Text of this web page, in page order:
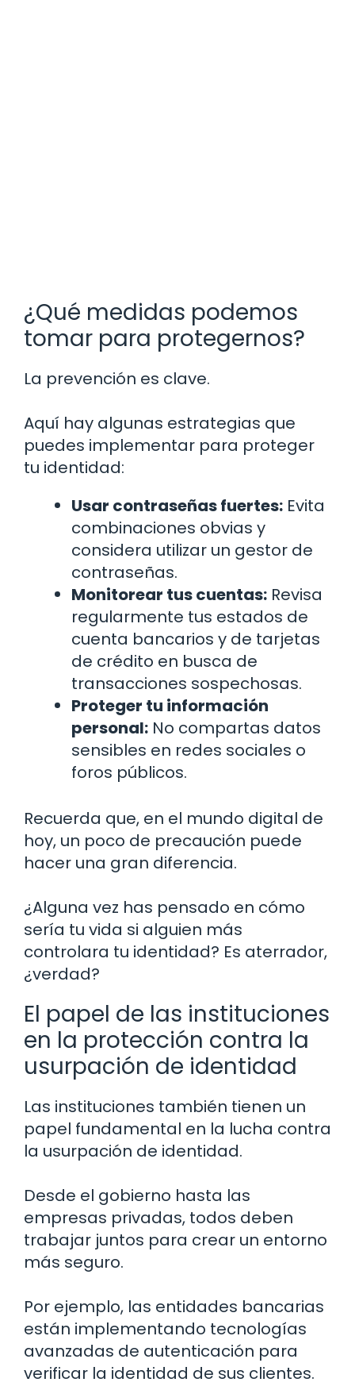
¿Qué medidas podemos
tomar para protegernos?
La prevención es clave.
Aquí hay algunas estrategias que
puedes implementar para proteger
tu identidad:
Usar contraseñas fuertes: Evita
combinaciones obvias y
considera utilizar un gestor de
contraseñas.
Monitorear tus cuentas: Revisa
regularmente tus estados de
cuenta bancarios y de tarjetas
de crédito en busca de
transacciones sospechosas.
Proteger tu información
personal: No compartas datos
sensibles en redes sociales o
foros públicos.
Recuerda que, en el mundo digital de
hoy, un poco de precaución puede
hacer una gran diferencia.
¿Alguna vez has pensado en cómo
sería tu vida si alguien más
controlara tu identidad? Es aterrador,
¿verdad?
El papel de las instituciones
en la protección contra la
usurpación de identidad
Las instituciones también tienen un
papel fundamental en la lucha contra
la usurpación de identidad.
Desde el gobierno hasta las
empresas privadas, todos deben
trabajar juntos para crear un entorno
más seguro.
Por ejemplo, las entidades bancarias
están implementando tecnologías
avanzadas de autenticación para
verificar la identidad de sus clientes.